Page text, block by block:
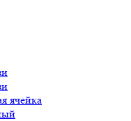
ячейка